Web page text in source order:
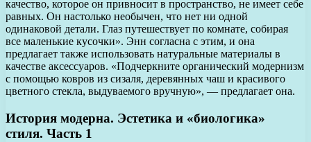
качество, которое он привносит в пространство, не имеет себе
равных. Он настолько необычен, что нет ни одной
одинаковой детали. Глаз путешествует по комнате, собирая
все маленькие кусочки». Энн согласна с этим, и она
предлагает также использовать натуральные материалы в
качестве аксессуаров. «Подчеркните органический модернизм
с помощью ковров из сизаля, деревянных чаш и красивого
цветного стекла, выдуваемого вручную», — предлагает она.
История модерна. Эстетика и «биологика»
стиля. Часть 1